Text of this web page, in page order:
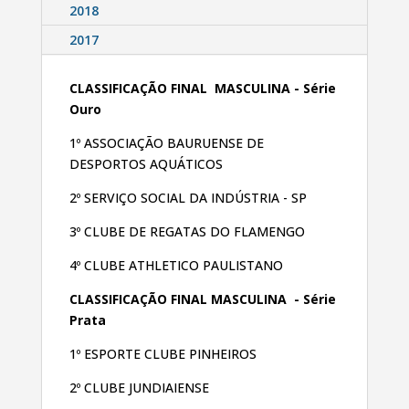
2018
2017
CLASSIFICAÇÃO FINAL MASCULINA- Série
Ouro
1º ASSOCIAÇÃO BAURUENSE DE
DESPORTOS AQUÁTICOS
2º SERVIÇO SOCIAL DA INDÚSTRIA - SP
3º CLUBE DE REGATAS DO FLAMENGO
4º CLUBE ATHLETICO PAULISTANO
CLASSIFICAÇÃO FINAL MASCULINA - Série
Prata
1º ESPORTE CLUBE PINHEIROS
2º CLUBE JUNDIAIENSE